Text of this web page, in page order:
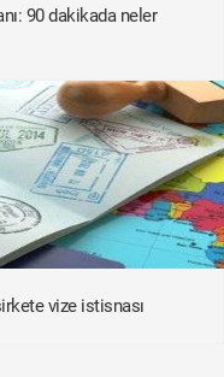
90 dakikada neler
vize istisnası